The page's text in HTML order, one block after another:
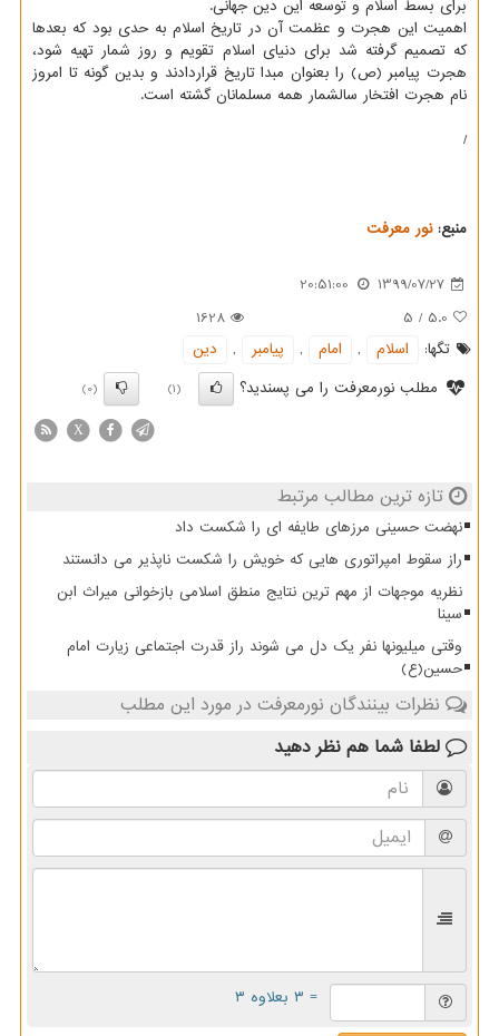
برای بسط اسلام و توسعه این دین جهانی.
اهمیت این هجرت و عظمت آن در تاریخ اسلام به حدی بود که بعدها
که تصمیم گرفته شد برای دنیای اسلام تقویم و روز شمار تهیه شود،
هجرت پیامبر (ص) را بعنوان مبدا تاریخ قراردادند و بدین گونه تا امروز
نام هجرت افتخار سالشمار همه مسلمانان گشته است.
/
منبع:نور معرفت
1399/07/27
20:51:00
5.0
/
5
1628
تگها:
اسلام , امام , پیامبر ,
دین
مطلب نورمعرفت را می پسندید؟
(1)
(0)
X
تازه ترین مطالب مرتبط
نهضت حسینی مرزهای طایفه ای را شکست داد
راز سقوط امپراتوری هایی که خویش را شکست ناپذیر می دانستند
نظریه موجهات از مهم ترین نتایج منطق اسلامی بازخوانی میراث ابن
سینا
وقتی میلیونها نفر یک دل می شوند راز قدرت اجتماعی زیارت امام
حسین(ع)
نظرات بینندگان نورمعرفت در مورد این مطلب
لطفا شما هم نظر دهید
= ۳ بعلاوه ۳